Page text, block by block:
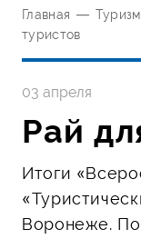
Главная —
туристов
03 апреля
Рай
Итоги
Воронеже.